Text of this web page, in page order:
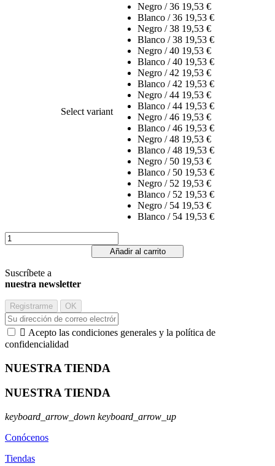
Select variant
Negro / 36 19,53 €
Blanco / 36 19,53 €
Negro / 38 19,53 €
Blanco / 38 19,53 €
Negro / 40 19,53 €
Blanco / 40 19,53 €
Negro / 42 19,53 €
Blanco / 42 19,53 €
Negro / 44 19,53 €
Blanco / 44 19,53 €
Negro / 46 19,53 €
Blanco / 46 19,53 €
Negro / 48 19,53 €
Blanco / 48 19,53 €
Negro / 50 19,53 €
Blanco / 50 19,53 €
Negro / 52 19,53 €
Blanco / 52 19,53 €
Negro / 54 19,53 €
Blanco / 54 19,53 €
Añadir al carrito
Suscríbete a
nuestra newsletter
 Acepto las condiciones generales y la política de
confidencialidad
NUESTRA TIENDA
NUESTRA TIENDA
keyboard_arrow_down keyboard_arrow_up
Conócenos
Tiendas